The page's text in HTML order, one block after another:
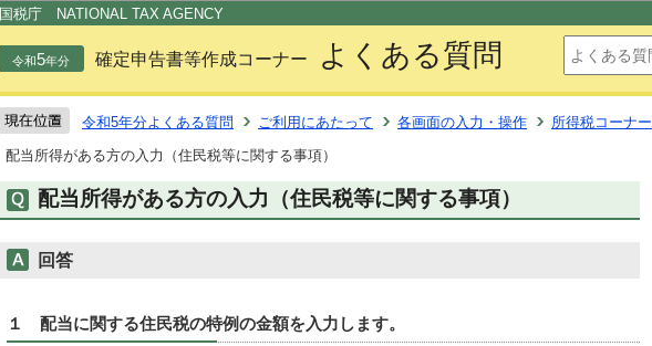
国税庁 NATIONAL TAX AGENCY
令和5年分 確定申告書等作成コーナー よくある質問
令和5年分よくある質問 ご利用にあたって 各画面の入力・操作 所得税コーナー
配当所得がある方の入力（住民税等に関する事項）
配当所得がある方の入力（住民税等に関する事項）
回答
１ 配当に関する住民税の特例の金額を入力します。